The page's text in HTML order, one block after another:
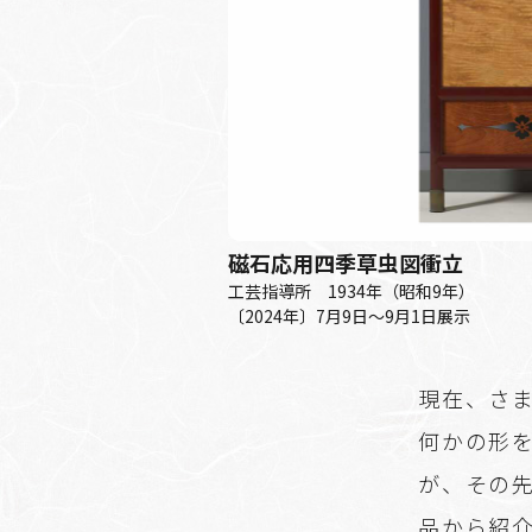
磁石応用四季草虫図衝立
工芸指導所 1934年（昭和9年）
〔2024年〕7月9日～9月1日展示
現在、さ
何かの形
が、その